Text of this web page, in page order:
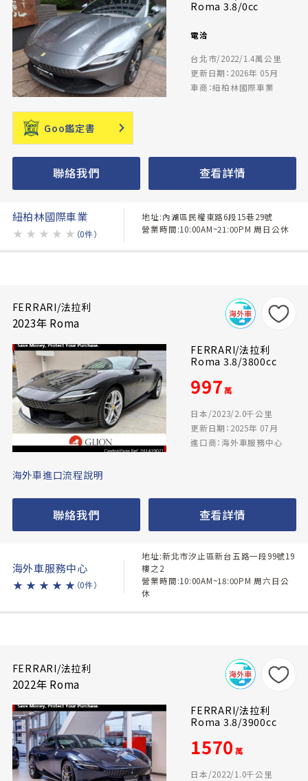
Roma 3.8/0cc
電洽
台北市/2022/1.4萬公里
更新日期：2026年 05月
車商：紐柏林國際車業
Goo鑑定書
聯絡我們 查看詳情
紐柏林國際車業
★ ★ ★ ★ ★ （0件）
地址:內湖區民權東路6段15巷29號
營業時間:10:00AM~21:00PM 周日公休
FERRARI/法拉利
2023年 Roma
FERRARI/法拉利
Roma 3.8/3800cc
997萬
日本/2023/2.0千公里
更新日期：2025年 07月
進口商：海外車服務中心
海外車進口流程說明
聯絡我們 查看詳情
海外車服務中心
★ ★ ★ ★ ★ （0件）
地址:新北市汐止區新台五路一段99號19
樓之2
營業時間:10:00AM~18:00PM 周六日公
休
FERRARI/法拉利
2022年 Roma
FERRARI/法拉利
Roma 3.8/3900cc
1570 萬
日本/2022/1.0千公里